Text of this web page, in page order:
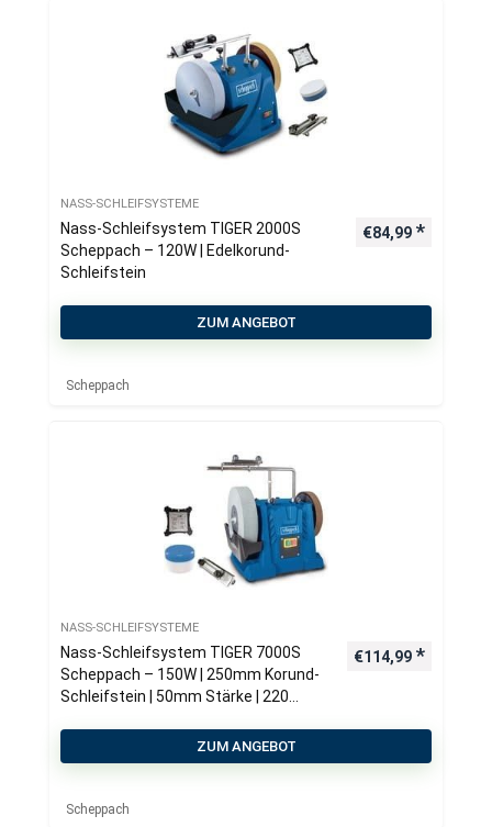
NASS-SCHLEIFSYSTEME
Nass-Schleifsystem TIGER 2000S
Scheppach – 120W | Edelkorund-
Schleifstein
€84,99
ZUM ANGEBOT
Scheppach
NASS-SCHLEIFSYSTEME
Nass-Schleifsystem TIGER 7000S
Scheppach – 150W | 250mm Korund-
Schleifstein | 50mm Stärke | 220
€114,99
ZUM ANGEBOT
Scheppach